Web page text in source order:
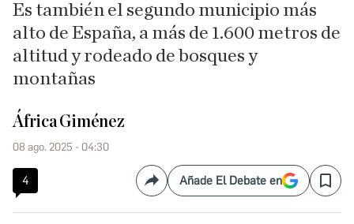
Es también el segundo municipio más
alto de España, a más de 1.600 metros de
altitud y rodeado de bosques y
montañas
África Giménez
08 ago. 2025 - 04:30
4 CompartirAñade El Debate en Save